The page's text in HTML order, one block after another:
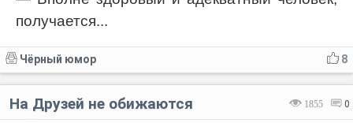
получается...
8
Чёрный юмор
1855 0
На Друзей не обижаются